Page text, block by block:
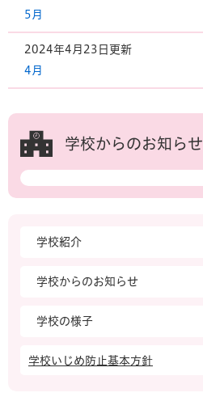
5月
2024年4月23日更新
4月
学校からのお知らせ
学校紹介
学校からのお知らせ
学校の様子
学校いじめ防止基本方針